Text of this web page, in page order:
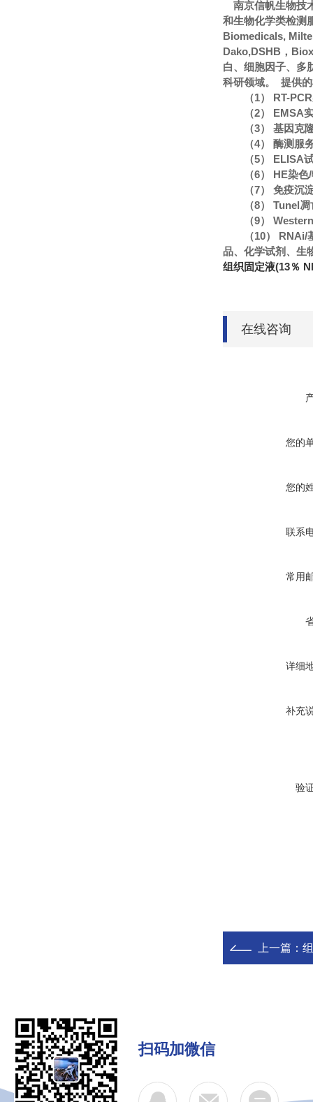
南京信帆生物技
和生物化学类检测
Biomedicals,
Dako,DSHB，
白、细胞因子、多
科研领域。 提供
（1） RT-
（2） EMSA
（3） 基因克
（4） 酶测服
（5） ELISA
（6） HE染
（7） 免疫沉
（8） Tunel
（9）
（10）
品、化学试剂、生
组织固定液(13％
在线咨询
您的
您的
联系
常用
详细
补充
验
上一篇：
扫码加微信